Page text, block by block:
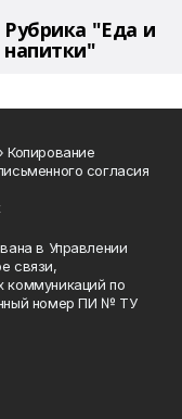
Рубрика "Еда и
напитки"
Копирование
согласия
в Управлении
связи,
коммуникаций по
номер ПИ № ТУ